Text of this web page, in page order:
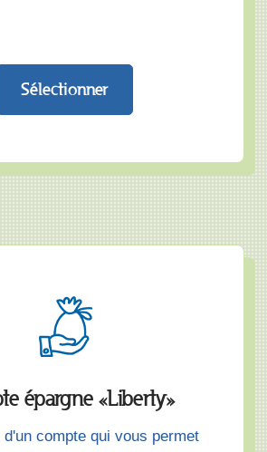
Sélectionner
épargne «Liberty»
d'un compte qui vous permet